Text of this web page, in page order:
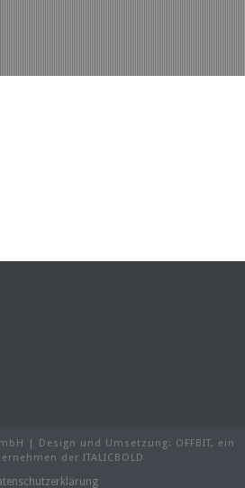
| Design und Umsetzung: OFFBIT, ein
der ITALICBOLD